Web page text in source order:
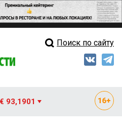
Свежий выпускПоиск по сайту
€ 93,1901